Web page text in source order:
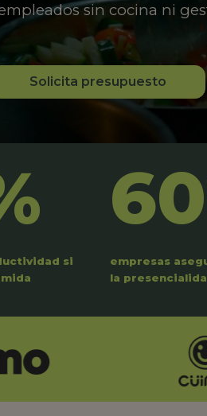
sin cocina ni
Solicita presupuesto
si
empresas
la